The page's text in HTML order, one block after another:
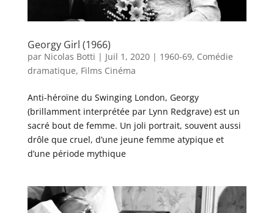
Georgy Girl (1966)
par Nicolas Botti | Juil 1, 2020| 1960-69, Comédie
dramatique, Films Cinéma
Anti-héroïne du Swinging London, Georgy
(brillamment interprétée par Lynn Redgrave) est un
sacré bout de femme. Un joli portrait, souvent aussi
drôle que cruel, d’une jeune femme atypique et
d’une période mythique